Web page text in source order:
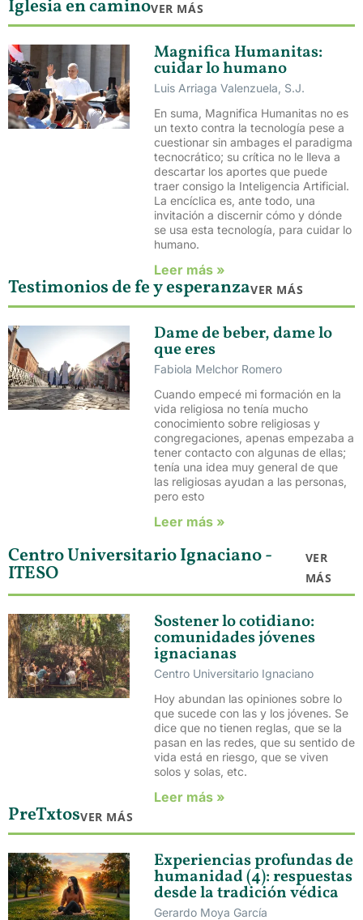
Iglesia en caminoVER MÁS
Magnifica Humanitas:
cuidar lo humano
Luis Arriaga Valenzuela, S.J.
En suma, Magnifica Humanitas no es
un texto contra la tecnología pese a
cuestionar sin ambages el paradigma
tecnocrático; su crítica no le lleva a
descartar los aportes que puede
traer consigo la Inteligencia Artificial.
La encíclica es, ante todo, una
invitación a discernir cómo y dónde
se usa esta tecnología, para cuidar lo
humano.
Leer más »
Testimonios de fe y esperanzaVER MÁS
Dame de beber, dame lo
que eres
Fabiola Melchor Romero
Cuando empecé mi formación en la
vida religiosa no tenía mucho
conocimiento sobre religiosas y
congregaciones, apenas empezaba a
tener contacto con algunas de ellas;
tenía una idea muy general de que
las religiosas ayudan a las personas,
pero esto
Leer más »
Centro Universitario Ignaciano -
ITESO
VER
MÁS
Sostener lo cotidiano:
comunidades jóvenes
ignacianas
Centro Universitario Ignaciano
Hoy abundan las opiniones sobre lo
que sucede con las y los jóvenes. Se
dice que no tienen reglas, que se la
pasan en las redes, que su sentido de
vida está en riesgo, que se viven
solos y solas, etc.
Leer más »
PreTxtosVER MÁS
Experiencias profundas de
humanidad (4): respuestas
desde la tradición védica
Gerardo Moya García